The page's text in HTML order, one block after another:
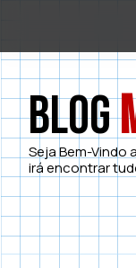
Blog
Seja Bem-Vindo
irá encontrar